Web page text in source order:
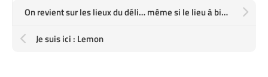
On revient sur les lieux du déli… même si le lieu à bien changé
Je suis ici : Lemon